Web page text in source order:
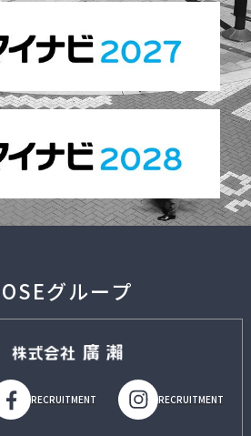
グループ
RECRUITMENT RECRUITMENT